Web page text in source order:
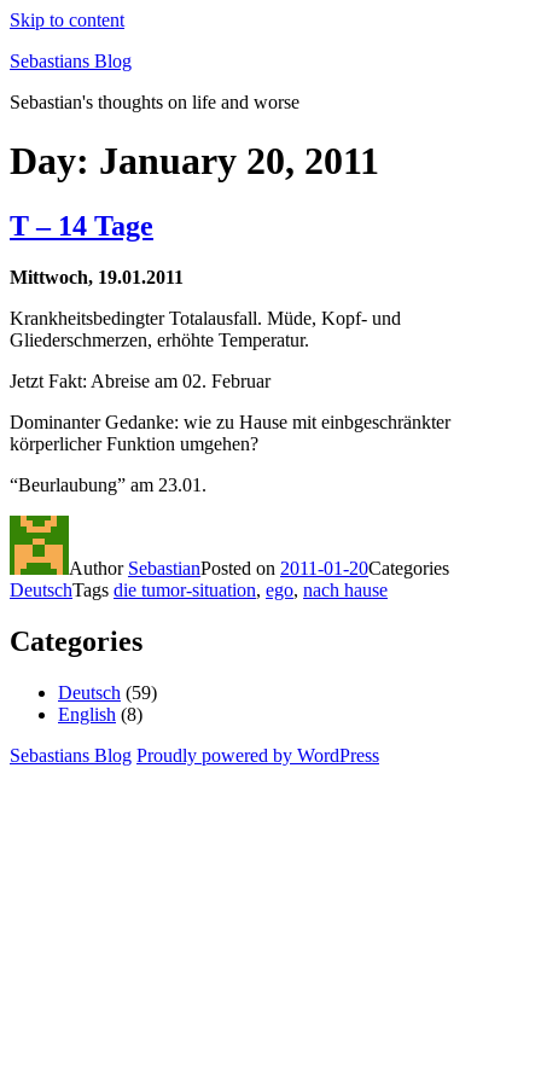
Skip to content
Sebastians Blog
Sebastian's thoughts on life and worse
Day: January 20, 2011
T – 14 Tage
Mittwoch, 19.01.2011
Krankheitsbedingter Totalausfall. Müde, Kopf- und
Gliederschmerzen, erhöhte Temperatur.
Jetzt Fakt: Abreise am 02. Februar
Dominanter Gedanke: wie zu Hause mit einbgeschränkter
körperlicher Funktion umgehen?
“Beurlaubung” am 23.01.
Author SebastianPosted on 2011-01-20Categories
DeutschTags die tumor-situation, ego, nach hause
Categories
Deutsch (59)
English (8)
Sebastians Blog Proudly powered by WordPress